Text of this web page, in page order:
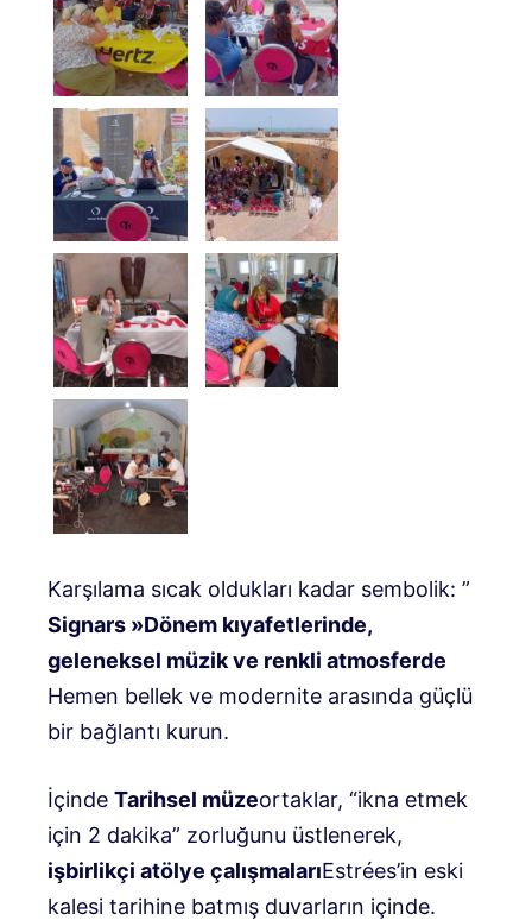
Karşılama sıcak oldukları kadar sembolik: ”
Signars »Dönem kıyafetlerinde,
geleneksel müzik ve renkli atmosferde
Hemen bellek ve modernite arasında güçlü
bir bağlantı kurun.
İçinde Tarihsel müzeortaklar, “ikna etmek
için 2 dakika” zorluğunu üstlenerek,
işbirlikçi atölye çalışmalarıEstrées’in eski
kalesi tarihine batmış duvarların içinde.